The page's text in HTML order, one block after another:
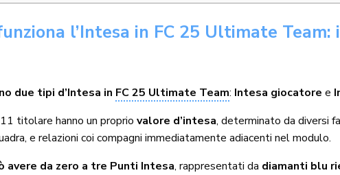
l’Intesa in FC 25 Ultimate
due tipi d’Intesa in FC 25 Ultimate Team: Intesa giocatore e
titolare hanno un propriovalore d’intesa, determinato da diversi
e relazioni coi compagni immediatamente adiacenti nel modulo.
avere da zero a tre Punti Intesa, rappresentati da diamanti blu